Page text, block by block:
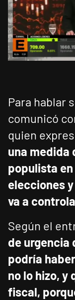
Para hablar
comunicó
quien
una medida
populista
elecciones
va a
Según el
de urgencia
podría
no lo hizo,
fiscal,